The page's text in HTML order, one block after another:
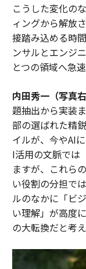
こうした変化の
ィングから解放
接踏み込める時
ンサルとエンジ
とつの領域へ急
内田秀一（写真
題抽出から実装
部の選ばれた精
イルが、今やAI
I活用の文脈では
ますが、これら
い役割の分担で
ルのなかに「ビ
い理解」が高度
の大転換だと考え